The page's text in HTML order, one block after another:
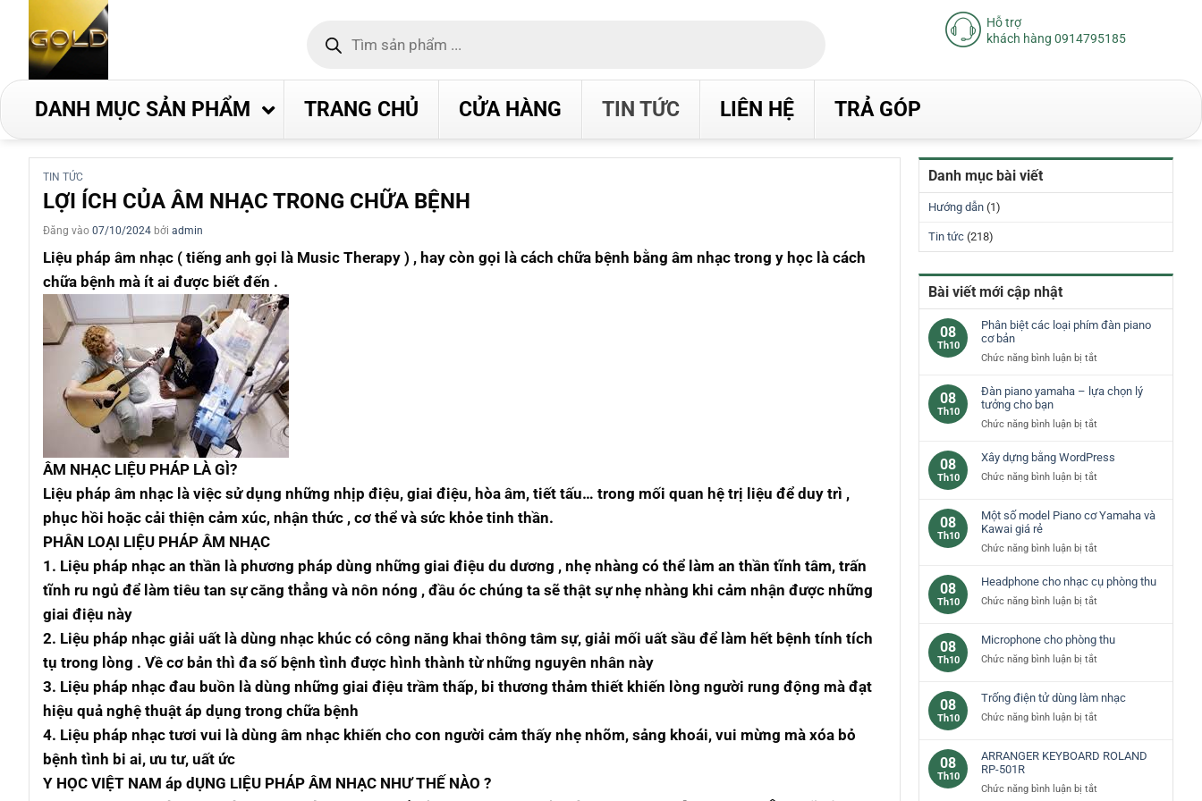
dung
kiếm
Hỗ trợ
khách hàng 0914795185
DANH MỤC SẢN PHẨM TRANG CHỦ CỬA HÀNG TIN TỨC LIÊN HỆ TRẢ GÓP
TIN TỨC
LỢI ÍCH CỦA ÂM NHẠC TRONG CHỮA BỆNH
Đăng vào 07/10/2024 bởi admin
Liệu pháp âm nhạc ( tiếng anh gọi là Music Therapy ) , hay còn gọi là cách chữa bệnh bằng âm nhạc trong y học là cách
chữa bệnh mà ít ai được biết đến .
ÂM NHẠC LIỆU PHÁP LÀ GÌ?
Liệu pháp âm nhạc là việc sử dụng những nhịp điệu, giai điệu, hòa âm, tiết tấu… trong mối quan hệ trị liệu để duy trì ,
phục hồi hoặc cải thiện cảm xúc, nhận thức , cơ thể và sức khỏe tinh thần.
PHÂN LOẠI LIỆU PHÁP ÂM NHẠC
1. Liệu pháp nhạc an thần là phương pháp dùng những giai điệu du dương , nhẹ nhàng có thể làm an thần tĩnh tâm, trấn
tĩnh ru ngủ để làm tiêu tan sự căng thẳng và nôn nóng , đầu óc chúng ta sẽ thật sự nhẹ nhàng khi cảm nhận được những
giai điệu này
2. Liệu pháp nhạc giải uất là dùng nhạc khúc có công năng khai thông tâm sự, giải mối uất sầu để làm hết bệnh tính tích
tụ trong lòng . Về cơ bản thì đa số bệnh tình được hình thành từ những nguyên nhân này
3. Liệu pháp nhạc đau buồn là dùng những giai điệu trầm thấp, bi thương thảm thiết khiến lòng người rung động mà đạt
hiệu quả nghệ thuật áp dụng trong chữa bệnh
4. Liệu pháp nhạc tươi vui là dùng âm nhạc khiến cho con người cảm thấy nhẹ nhõm, sảng khoái, vui mừng mà xóa bỏ
bệnh tình bi ai, ưu tư, uất ức
Y HỌC VIỆT NAM áp dỤNG LIỆU PHÁP ÂM NHẠC NHƯ THẾ NÀO ?
Danh mục bài viết
Hướng dẫn (1)
Tin tức (218)
Bài viết mới cập nhật
08
Th10
Phân biệt các loại phím đàn piano
cơ bản
Chức năng bình luận bị tắtở
biệt
piano
cơ
08
Th10
Đàn piano yamaha – lựa chọn lý
tưởng cho bạn
Chức năng bình luận bị tắtở
piano
–
chọn
tưởng
08
Th10
Xây dựng bằng WordPress
Chức năng bình luận bị tắtở
bằng
08
Th10
Một số model Piano cơ Yamaha và
Kawai giá rẻ
Chức năng bình luận bị tắtở
số
Piano
Yamaha
rẻ
08
Th10
Headphone cho nhạc cụ phòng thu
Chức năng bình luận bị tắtở
nhạc
cụ
thu
08
Th10
Microphone cho phòng thu
Chức năng bình luận bị tắtở
phòng
thu
08
Th10
Trống điện tử dùng làm nhạc
Chức năng bình luận bị tắtở
tử
làm
08
Th10
ARRANGER KEYBOARD ROLAND
RP-501R
Chức năng bình luận bị tắtở